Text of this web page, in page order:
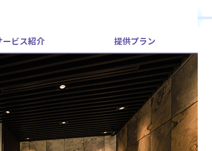
ービス紹介 提供プラン